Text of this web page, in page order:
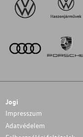
Jogi
Impresszum
Adatvédelem